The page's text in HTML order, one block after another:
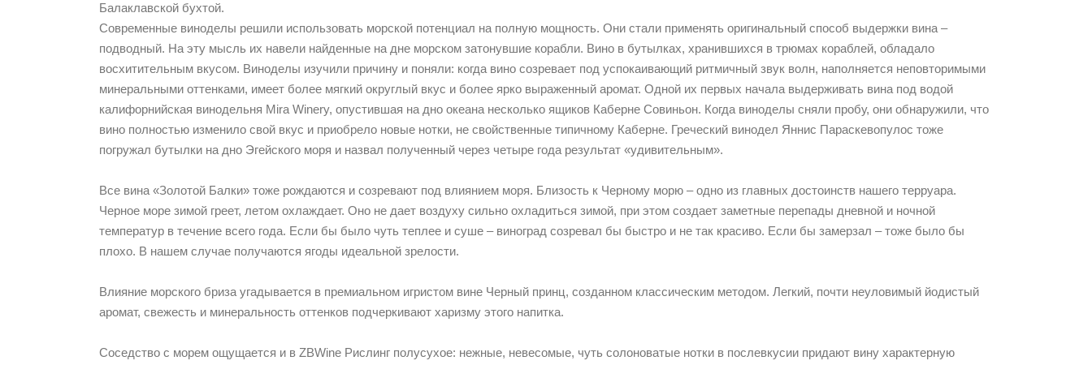
Балаклавской бухтой.
Современные виноделы решили использовать морской потенциал на полную мощность. Они стали применять оригинальный способ выдержки вина –
подводный. На эту мысль их навели найденные на дне морском затонувшие корабли. Вино в бутылках, хранившихся в трюмах кораблей, обладало
восхитительным вкусом. Виноделы изучили причину и поняли: когда вино созревает под успокаивающий ритмичный звук волн, наполняется неповторимыми
минеральными оттенками, имеет более мягкий округлый вкус и более ярко выраженный аромат. Одной их первых начала выдерживать вина под водой
калифорнийская винодельня Mira Winery, опустившая на дно океана несколько ящиков Каберне Совиньон. Когда виноделы сняли пробу, они обнаружили, что
вино полностью изменило свой вкус и приобрело новые нотки, не свойственные типичному Каберне. Греческий винодел Яннис Параскевопулос тоже
погружал бутылки на дно Эгейского моря и назвал полученный через четыре года результат «удивительным».
Все вина «Золотой Балки» тоже рождаются и созревают под влиянием моря. Близость к Черному морю – одно из главных достоинств нашего терруара.
Черное море зимой греет, летом охлаждает. Оно не дает воздуху сильно охладиться зимой, при этом создает заметные перепады дневной и ночной
температур в течение всего года. Если бы было чуть теплее и суше – виноград созревал бы быстро и не так красиво. Если бы замерзал – тоже было бы
плохо. В нашем случае получаются ягоды идеальной зрелости.
Влияние морского бриза угадывается в премиальном игристом вине Черный принц, созданном классическим методом. Легкий, почти неуловимый йодистый
аромат, свежесть и минеральность оттенков подчеркивают харизму этого напитка.
Соседство с морем ощущается и в ZBWine Рислинг полусухое: нежные, невесомые, чуть солоноватые нотки в послевкусии придают вину характерную